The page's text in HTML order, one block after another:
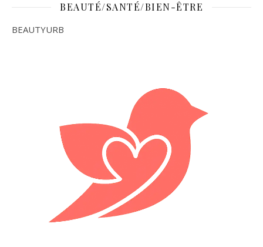
BEAUTÉ/SANTÉ/BIEN-ÊTRE
BEAUTYURB